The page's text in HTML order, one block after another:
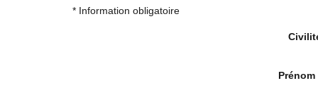
* Information obligatoire
Prénom